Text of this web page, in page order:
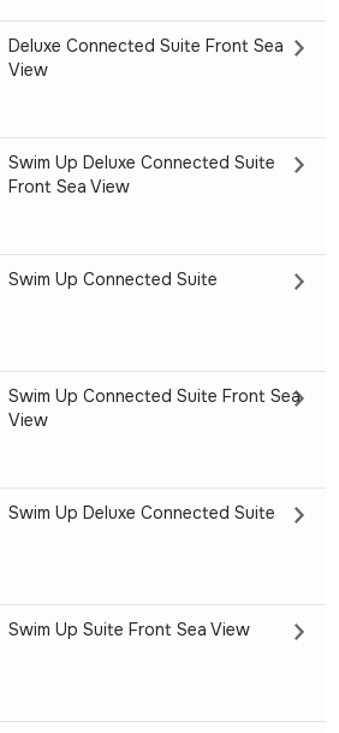
Deluxe Connected Suite Front Sea
View
Swim Up Deluxe Connected Suite
Front Sea View
Swim Up Connected Suite
Swim Up Connected Suite Front Sea
View
Swim Up Deluxe Connected Suite
Swim Up Suite Front Sea View